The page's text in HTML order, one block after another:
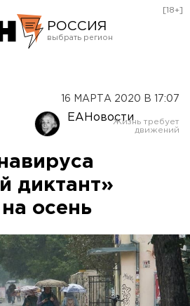
РОССИЯ
Оренбург
[18+]
16 МАРТА 2020 В 17:07
ЕАНовости
диктант»
осень